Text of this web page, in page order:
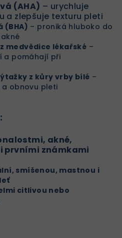
(AHA) – urychluje
a zlepšuje texturu pleti
(BHA) – proniká hluboko do
medvědice lékařské –
a pomáhají při
z kůry vrby bílé –
obnovu pleti
akné,
prvními známkami
smíšenou, mastnou i
citlivou nebo